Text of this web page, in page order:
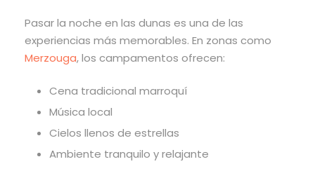
Pasar la noche en las dunas es una de las
experiencias más memorables. En zonas como
Merzouga, los campamentos ofrecen:
Cena tradicional marroquí
Música local
Cielos llenos de estrellas
Ambiente tranquilo y relajante